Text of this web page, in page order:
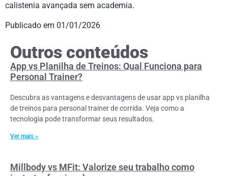
calistenia avançada sem academia.
Publicado em 01/01/2026
Outros conteúdos
App vs Planilha de Treinos: Qual Funciona para
Personal Trainer?
Descubra as vantagens e desvantagens de usar app vs planilha
de treinos para personal trainer de corrida. Veja como a
tecnologia pode transformar seus resultados.
Ver mais »
Millbody vs MFit: Valorize seu trabalho como